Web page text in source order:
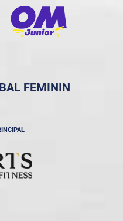
FEMININ